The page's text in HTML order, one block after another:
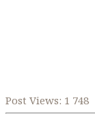
Post Views: 1 748